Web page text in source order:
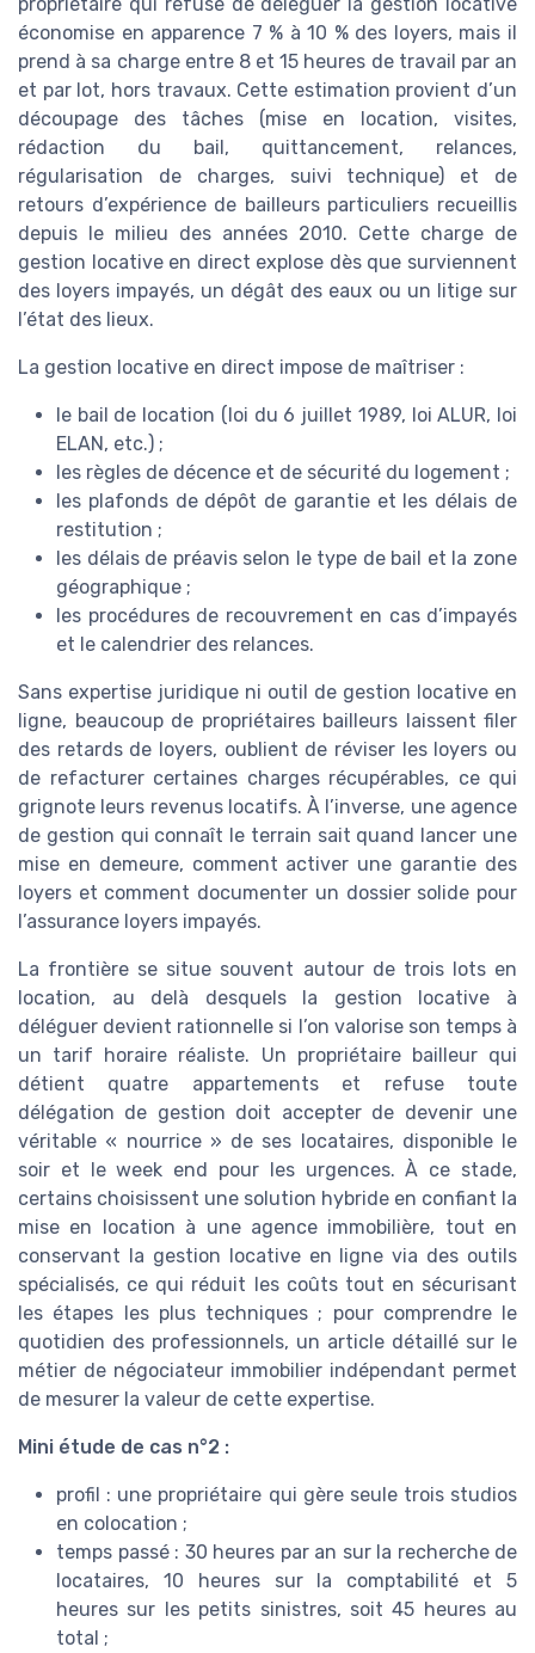
économise en apparence 7 % à 10 % des loyers, mais il
prend à sa charge entre 8 et 15 heures de travail par an
et par lot, hors travaux. Cette estimation provient d’un
découpage des tâches (mise en location, visites,
rédaction du bail, quittancement, relances,
régularisation de charges, suivi technique) et de
retours d’expérience de bailleurs particuliers recueillis
depuis le milieu des années 2010. Cette charge de
gestion locative en direct explose dès que surviennent
des loyers impayés, un dégât des eaux ou un litige sur
l’état des lieux.
La gestion locative en direct impose de maîtriser :
le bail de location (loi du 6 juillet 1989, loi ALUR, loi
ELAN, etc.) ;
les règles de décence et de sécurité du logement ;
les plafonds de dépôt de garantie et les délais de
restitution ;
les délais de préavis selon le type de bail et la zone
géographique ;
les procédures de recouvrement en cas d’impayés
et le calendrier des relances.
Sans expertise juridique ni outil de gestion locative en
ligne, beaucoup de propriétaires bailleurs laissent filer
des retards de loyers, oublient de réviser les loyers ou
de refacturer certaines charges récupérables, ce qui
grignote leurs revenus locatifs. À l’inverse, une agence
de gestion qui connaît le terrain sait quand lancer une
mise en demeure, comment activer une garantie des
loyers et comment documenter un dossier solide pour
l’assurance loyers impayés.
La frontière se situe souvent autour de trois lots en
location, au delà desquels la gestion locative à
déléguer devient rationnelle si l’on valorise son temps à
un tarif horaire réaliste. Un propriétaire bailleur qui
détient quatre appartements et refuse toute
délégation de gestion doit accepter de devenir une
véritable « nourrice » de ses locataires, disponible le
soir et le week end pour les urgences. À ce stade,
certains choisissent une solution hybride en confiant la
mise en location à une agence immobilière, tout en
conservant la gestion locative en ligne via des outils
spécialisés, ce qui réduit les coûts tout en sécurisant
les étapes les plus techniques ; pour comprendre le
quotidien des professionnels, un article détaillé sur le
métier de négociateur immobilier indépendant permet
de mesurer la valeur de cette expertise.
Mini étude de cas n°2 :
profil : une propriétaire qui gère seule trois studios
en colocation ;
temps passé : 30 heures par an sur la recherche de
locataires, 10 heures sur la comptabilité et 5
heures sur les petits sinistres, soit 45 heures au
total ;